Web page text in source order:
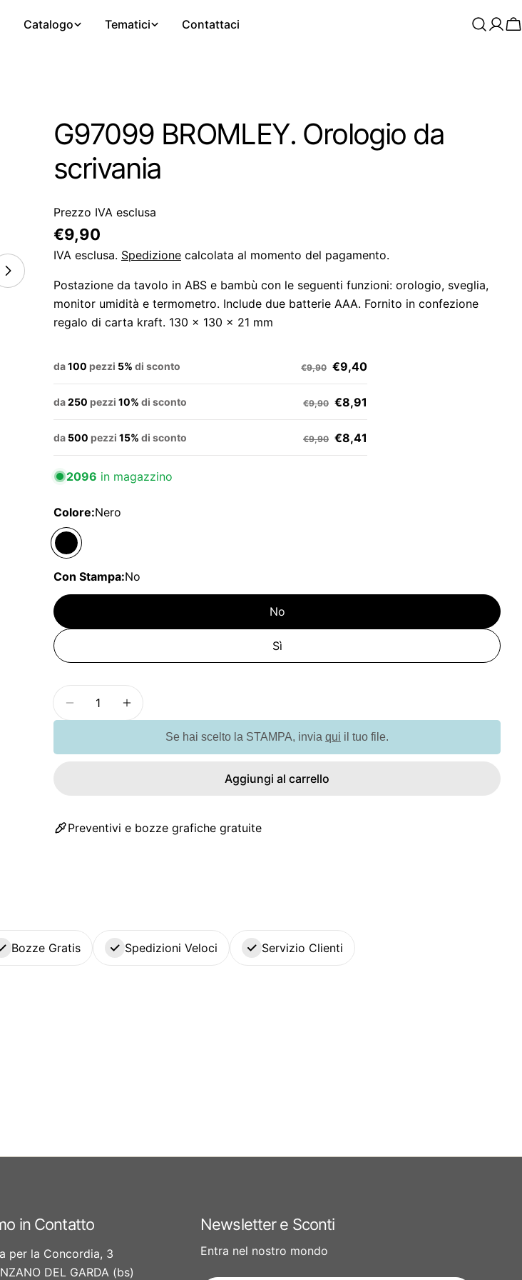
Catalogo Tematici Contattaci
G97099 BROMLEY. Orologio da
scrivania
Prezzo IVA esclusa
Prezzo
regolare
€9,90
IVA esclusa. Spedizione calcolata al momento del pagamento.
Postazione da tavolo in ABS e bambù con le seguenti funzioni: orologio, sveglia,
monitor umidità e termometro. Include due batterie AAA. Fornito in confezione
regalo di carta kraft. 130 x 130 x 21 mm
da100 pezzi 5% di sconto €9,90 €9,40
da250 pezzi 10% di sconto €9,90 €8,91
da 500 pezzi 15% di sconto €9,90 €8,41
2096 in magazzino
Colore:Nero
Con Stampa:No
No
Sì
Diminuisci la quantità per G97099 BROMLEY. Orologio da scrivania
Aumenta la quantità per G97099 BROMLEY. Orologio da
Se hai scelto la STAMPA, invia qui il tuo file.
Aggiungi al carrello
Preventivi e bozze grafiche gratuite
Bozze Gratis Spedizioni Veloci Servizio Clienti
in Contatto
per la Concordia, 3
DEL GARDA (bs)
Newsletter e Sconti
Entra nel nostro mondo